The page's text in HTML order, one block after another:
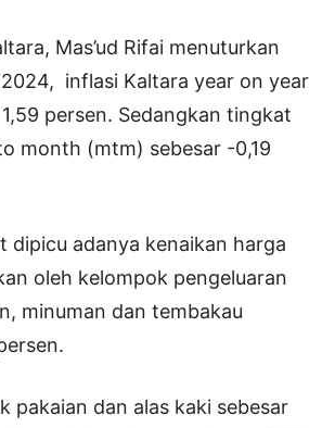
Mas’ud Rifai menuturkan
inflasi Kaltara year on year
persen. Sedangkan tingkat
month (mtm) sebesar -0,19
dipicu adanya kenaikan harga
oleh kelompok pengeluaran
minuman dan tembakau
pakaian dan alas kaki sebesar